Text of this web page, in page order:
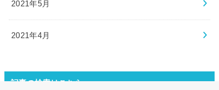
2021年5月
2021年4月
記事の検索はこちら